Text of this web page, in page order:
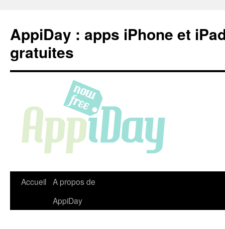
contenu
AppiDay : apps iPhone et
gratuites
Accueil A propos de
AppiDay